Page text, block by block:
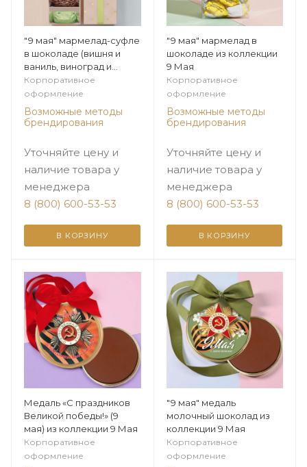
"9 мая" мармелад-суфле
в шоколаде (вишня и
ваниль, виноград и
ваниль) из коллекции 9
Мая
Корпоративное
оформление
Возможные методы
брендирования
Уточняйте цену и
наличие товара у
менеджера
8 (800) 600-53-53
В КОРЗИНУ
"9 мая" мармелад в
шоколаде из коллекции
9 Мая
Корпоративное
оформление
Возможные методы
брендирования
Уточняйте цену и
наличие товара у
менеджера
8 (800) 600-53-53
В КОРЗИНУ
Медаль «С праздников
Великой победы!» (9
мая) из коллекции 9 Мая
Корпоративное
оформление
"9 мая" медаль
молочный шоколад из
коллекции 9 Мая
Корпоративное
оформление